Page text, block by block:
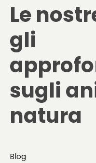
Le
gli
sugli
natura
Blog